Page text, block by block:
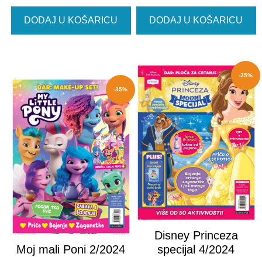
DODAJ U KOŠARICU DODAJ U KOŠARICU
-35%
Moj mali Poni 2/2024
-35%
Disney Princeza
specijal 4/2024